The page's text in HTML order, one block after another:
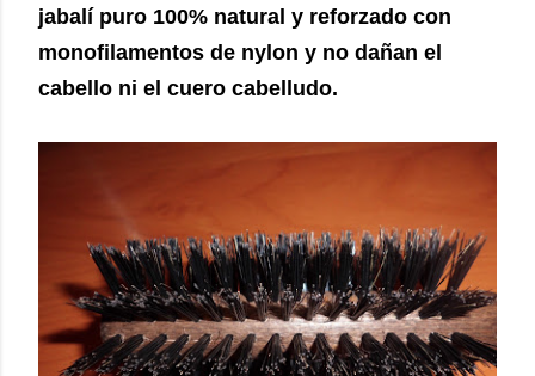
jabalí puro 100% natural y reforzado con
monofilamentos de nylon y no dañan el
cabello ni el cuero cabelludo.